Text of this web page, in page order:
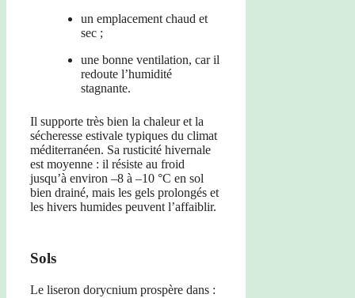
un emplacement chaud et
sec ;
une bonne ventilation, car il
redoute l’humidité
stagnante.
Il supporte très bien la chaleur et la
sécheresse estivale typiques du climat
méditerranéen. Sa rusticité hivernale
est moyenne : il résiste au froid
jusqu’à environ –8 à –10 °C en sol
bien drainé, mais les gels prolongés et
les hivers humides peuvent l’affaiblir.
Sols
Le liseron dorycnium prospère dans :